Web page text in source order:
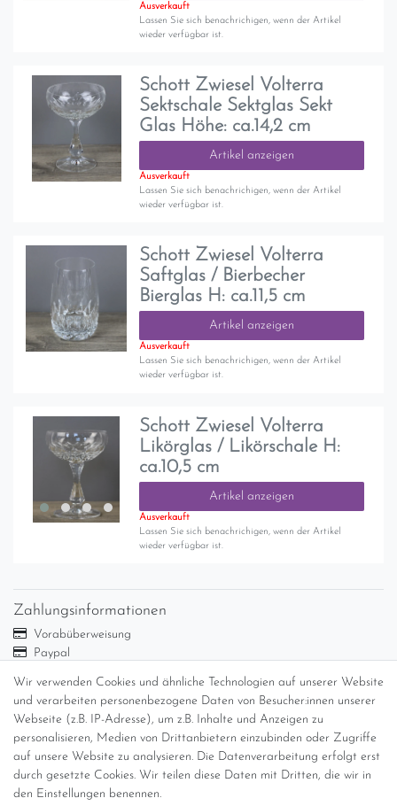
Ausverkauft
Lassen Sie sich benachrichigen, wenn der Artikel
wieder verfügbar ist.
Schott Zwiesel Volterra
Sektschale Sektglas Sekt
Glas Höhe: ca.14,2 cm
Artikel anzeigen
Ausverkauft
Lassen Sie sich benachrichigen, wenn der Artikel
wieder verfügbar ist.
Schott Zwiesel Volterra
Saftglas / Bierbecher
Bierglas H: ca.11,5 cm
Artikel anzeigen
Ausverkauft
Lassen Sie sich benachrichigen, wenn der Artikel
wieder verfügbar ist.
Schott Zwiesel Volterra
Likörglas / Likörschale H:
ca.10,5 cm
Artikel anzeigen
Ausverkauft
Lassen Sie sich benachrichigen, wenn der Artikel
wieder verfügbar ist.
Wir verwenden Cookies und ähnliche Technologien auf unserer Website
und verarbeiten personenbezogene Daten von Besucher:innen unserer
Webseite (z.B. IP-Adresse), um z.B. Inhalte und Anzeigen zu
personalisieren, Medien von Drittanbietern einzubinden oder Zugriffe
auf unsere Website zu analysieren. Die Datenverarbeitung erfolgt erst
durch gesetzte Cookies. Wir teilen diese Daten mit Dritten, die wir in
den Einstellungen benennen.
Zahlungsinformationen
Vorabüberweisung
Paypal
Versandinformationen
Versand per GLS (6,90 Euro) oder DHL (8,49 Euro ) inkl. MwSt.
(innerhalb Deutschlands)
kostenfreie Lieferung ab 150 Euro Warenwert (innerhalb